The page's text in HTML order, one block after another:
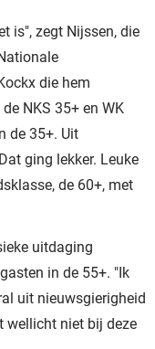
is", zegt Nijssen, die
die hem
NKS 35+ en WK
de 35+. Uit
ging lekker. Leuke
de 60+, met
uitdaging
in de 55+. "Ik
uit nieuwsgierigheid
wellicht niet bij deze